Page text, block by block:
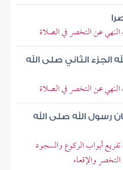
عن التخصر في الصلاة
الجزء الثاني صلى الله
عن التخصر في الصلاة
رسول الله صلى الله
أبواب الركوع والسجود
والإقعاء